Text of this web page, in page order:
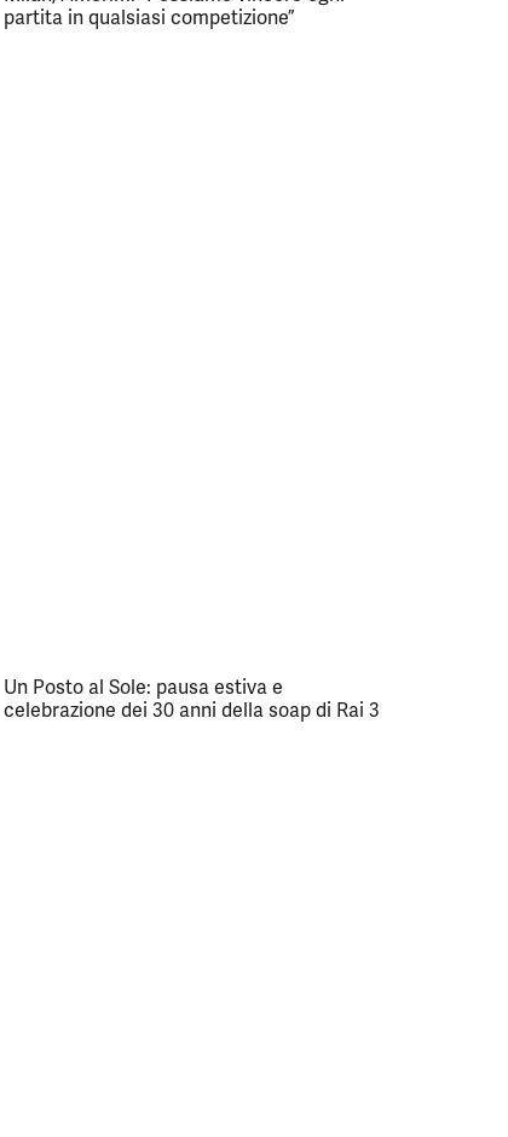
partita in qualsiasi competizione”
Un Posto al Sole: pausa estiva e
celebrazione dei 30 anni della soap di Rai 3